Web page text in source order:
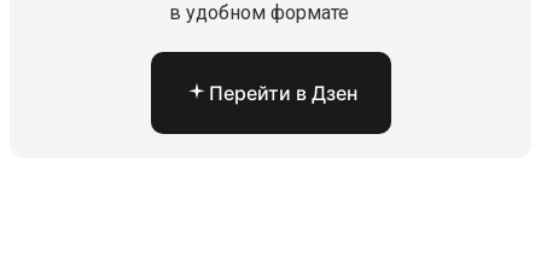
в удобном формате
Перейти в Дзен